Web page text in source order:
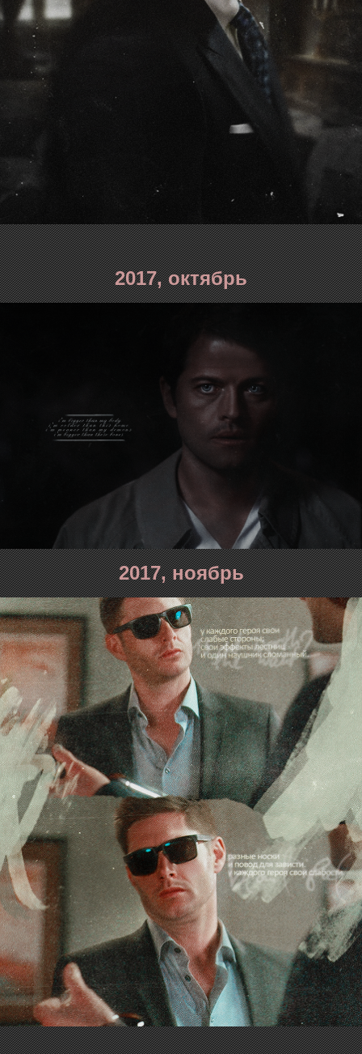
2017, октябрь
2017, ноябрь